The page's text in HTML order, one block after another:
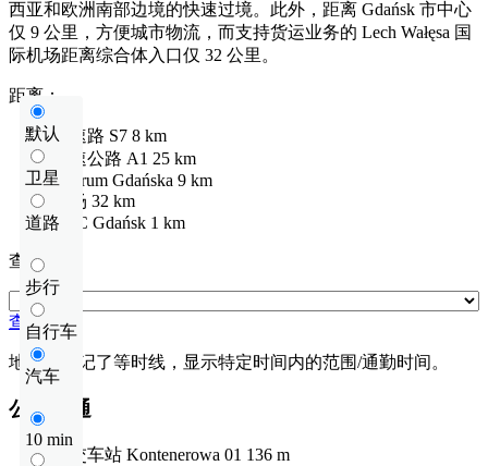
西亚和欧洲南部边境的快速过境。此外，距离 Gdańsk 市中心
仅 9 公里，方便城市物流，而支持货运业务的 Lech Wałęsa 国
际机场距离综合体入口仅 32 公里。
默认
卫星
道路
步行
自行车
汽车
10 min
距离：
快速路 S7 8 km
高速公路 A1 25 km
centrum Gdańska 9 km
机场 32 km
DTC Gdańsk 1 km
查看距离
查看距离
地图上标记了等时线，显示特定时间内的范围/通勤时间。
公共交通
公交车站 Kontenerowa 01 136 m